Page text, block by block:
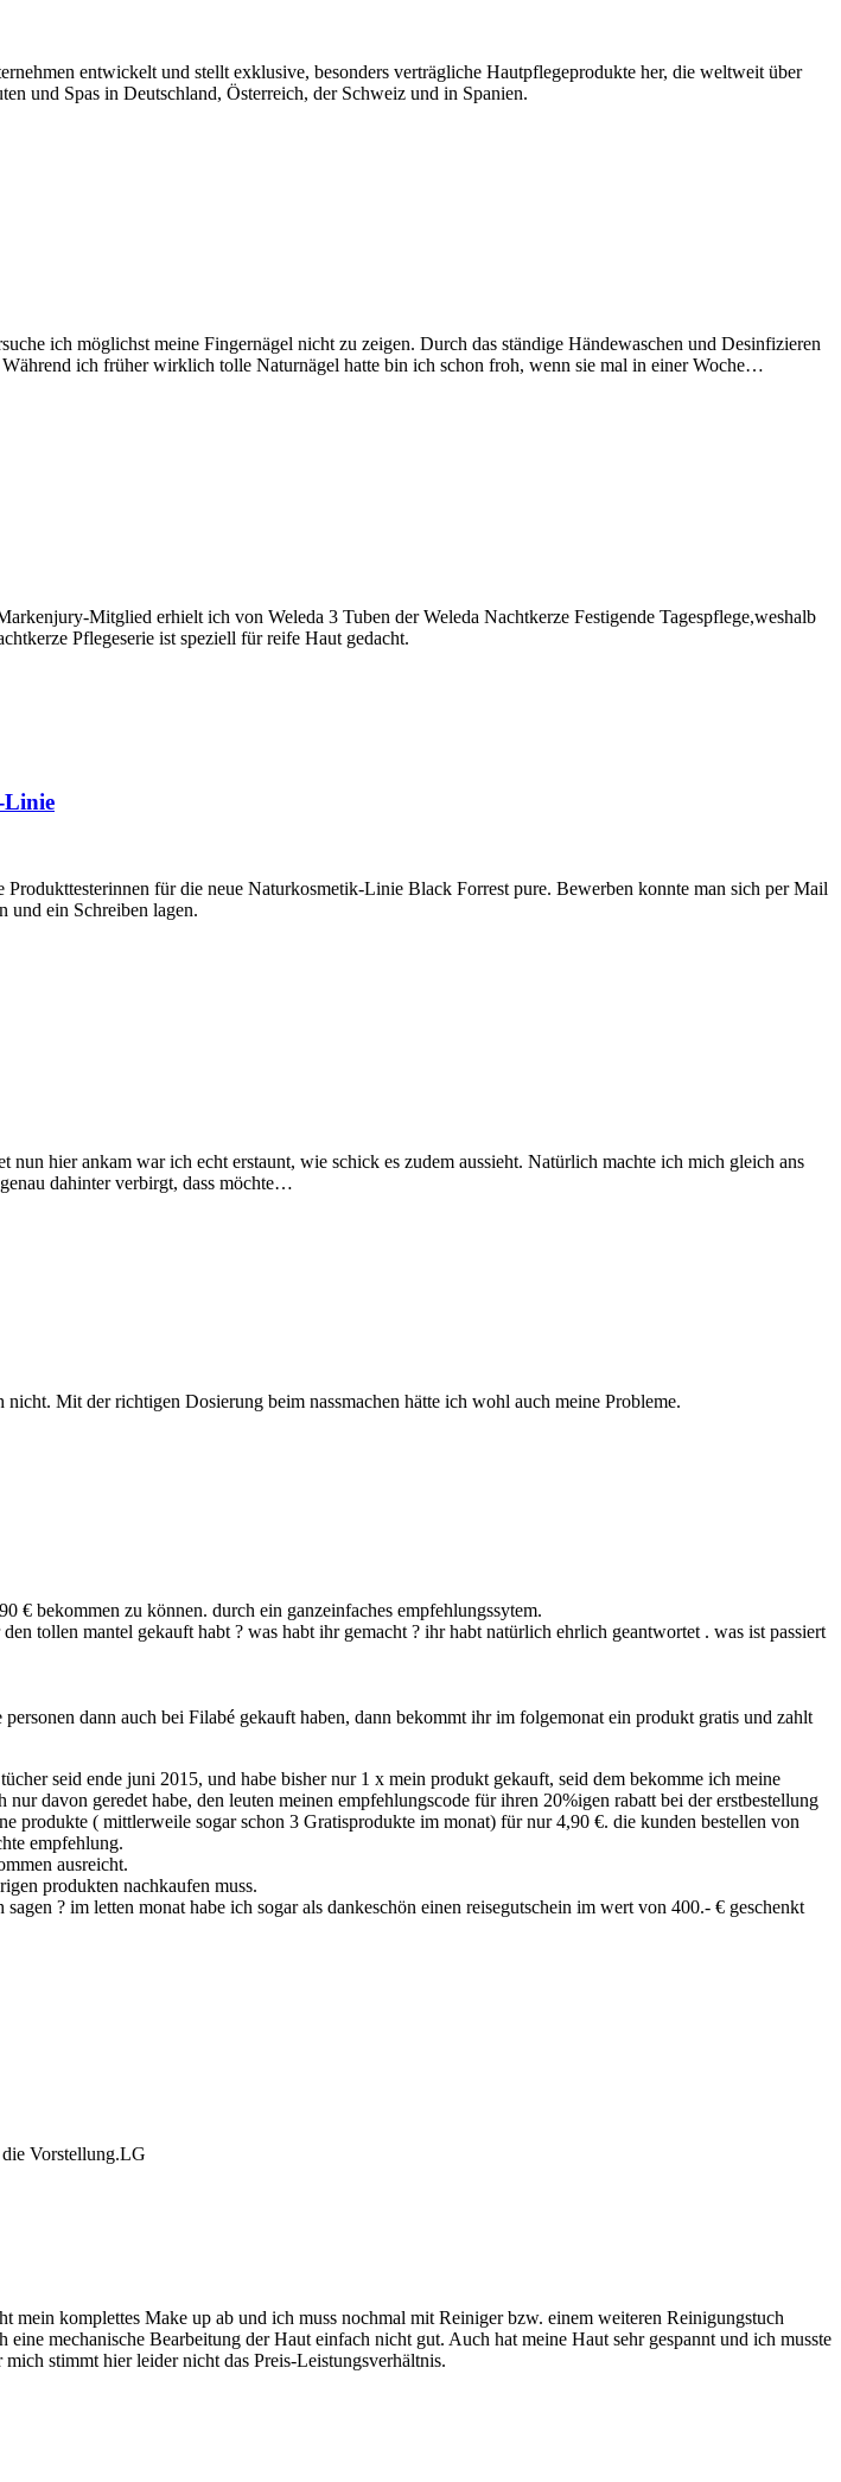
entwickelt und stellt exklusive, besonders verträgliche Hautpflegeprodukte her, die weltweit über
und Spas in Deutschland, Österreich, der Schweiz und in Spanien.
ich möglichst meine Fingernägel nicht zu zeigen. Durch das ständige Händewaschen und Desinfizieren
ich früher wirklich tolle Naturnägel hatte bin ich schon froh, wenn sie mal in einer Woche…
Mitglied erhielt ich von Weleda 3 Tuben der Weleda Nachtkerze Festigende Tagespflege,weshalb
Pflegeserie ist speziell für reife Haut gedacht.
Linie
für die neue Naturkosmetik-Linie Black Forrest pure. Bewerben konnte man sich per Mail
und ein Schreiben lagen.
hier ankam war ich echt erstaunt, wie schick es zudem aussieht. Natürlich machte ich mich gleich ans
dahinter verbirgt, dass möchte…
Mit der richtigen Dosierung beim nassmachen hätte ich wohl auch meine Probleme.
bekommen zu können. durch ein ganzeinfaches empfehlungssytem.
tollen mantel gekauft habt ? was habt ihr gemacht ? ihr habt natürlich ehrlich geantwortet . was ist passiert
dann auch bei Filabé gekauft haben, dann bekommt ihr im folgemonat ein produkt gratis und zahlt
seid ende juni 2015, und habe bisher nur 1 x mein produkt gekauft, seid dem bekomme ich meine
davon geredet habe, den leuten meinen empfehlungscode für ihren 20%igen rabatt bei der erstbestellung
produkte ( mittlerweile sogar schon 3 Gratisprodukte im monat) für nur 4,90 €. die kunden bestellen von
empfehlung.
ausreicht.
produkten nachkaufen muss.
? im letten monat habe ich sogar als dankeschön einen reisegutschein im wert von 400.- € geschenkt
Vorstellung.LG
komplettes Make up ab und ich muss nochmal mit Reiniger bzw. einem weiteren Reinigungstuch
mechanische Bearbeitung der Haut einfach nicht gut. Auch hat meine Haut sehr gespannt und ich musste
stimmt hier leider nicht das Preis-Leistungsverhältnis.